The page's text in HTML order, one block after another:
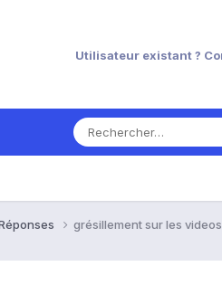
Utilisateur existant ?
grésillement sur les videos